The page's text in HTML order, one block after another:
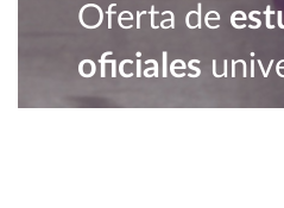
Oferta de
oficiales